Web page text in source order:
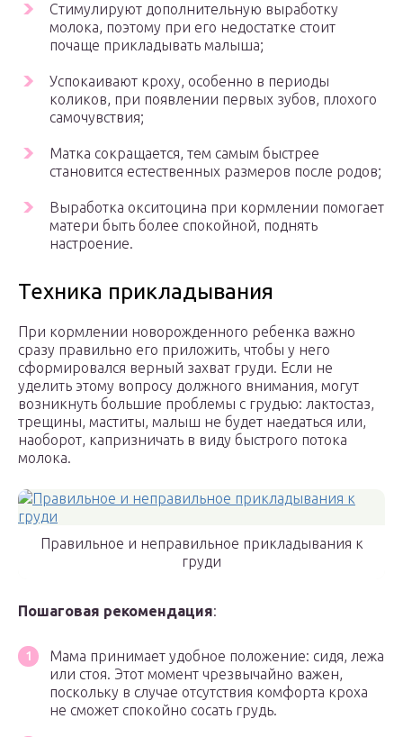
Стимулируют дополнительную выработку
молока, поэтому при его недостатке стоит
почаще прикладывать малыша;
Успокаивают кроху, особенно в периоды
коликов, при появлении первых зубов, плохого
самочувствия;
Матка сокращается, тем самым быстрее
становится естественных размеров после родов;
Выработка окситоцина при кормлении помогает
матери быть более спокойной, поднять
настроение.
Техника прикладывания
При кормлении новорожденного ребенка важно
сразу правильно его приложить, чтобы у него
сформировался верный захват груди. Если не
уделить этому вопросу должного внимания, могут
возникнуть большие проблемы с грудью: лактостаз,
трещины, маститы, малыш не будет наедаться или,
наоборот, капризничать в виду быстрого потока
молока.
Правильное и неправильное прикладывания к
груди
Пошаговая рекомендация:
Мама принимает удобное положение: сидя, лежа
или стоя. Этот момент чрезвычайно важен,
поскольку в случае отсутствия комфорта кроха
не сможет спокойно сосать грудь.